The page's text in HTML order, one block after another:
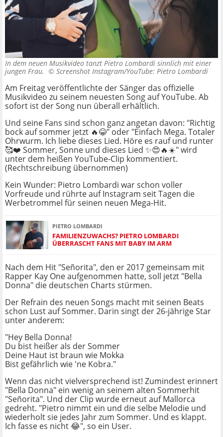
In dem neuen Musikvideo tanzt Pietro Lombardi sinnlich mit einer
jungen Frau. © Screenshot Instagram/YouTube: Pietro Lombardi
Am Freitag veröffentlichte der Sänger das offizielle
Musikvideo zu seinem neuesten Song auf YouTube. Ab
sofort ist der Song nun überall erhältlich.
Und seine Fans sind schon ganz angetan davon: "Richtig
bock auf sommer jetzt 🔥😂 " oder "Einfach Mega. Totaler
Ohrwurm. Ich liebe dieses Lied. Höre es rauf und runter
🥰❤️ Sommer, Sonne und dieses Lied ✨😍🔥☀️ " wird
unter dem heißen YouTube-Clip kommentiert.
(Rechtschreibung übernommen)
Kein Wunder: Pietro Lombardi war schon voller
Vorfreude und rührte auf Instagram seit Tagen die
Werbetrommel für seinen neuen Mega-Hit.
PIETRO LOMBARDI
FAMILIENZUWACHS? PIETRO LOMBARDI
ÜBERRASCHT FANS MIT BABY IM ARM
Nach dem Hit "Señorita", den er 2017 gemeinsam mit
Rapper Kay One aufgenommen hatte, soll jetzt "Bella
Donna" die deutschen Charts stürmen.
Der Refrain des neuen Songs macht mit seinen Beats
schon Lust auf Sommer. Darin singt der 26-jährige Star
unter anderem:
"Hey Bella Donna!
Du bist heißer als der Sommer
Deine Haut ist braun wie Mokka
Bist gefährlich wie 'ne Kobra."
Wenn das nicht vielversprechend ist! Zumindest erinnert
"Bella Donna" ein wenig an seinem alten Sommerhit
"Señorita". Und der Clip wurde erneut auf Mallorca
gedreht. "Pietro nimmt ein und die selbe Melodie und
wiederholt sie jedes Jahr zum Sommer. Und es klappt.
Ich fasse es nicht 😂 ", so ein User.